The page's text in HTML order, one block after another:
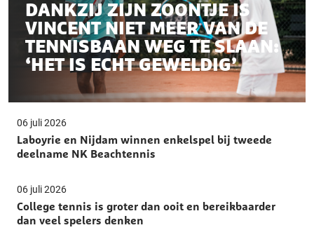
DANKZIJ ZIJN ZOONTJE IS
VINCENT NIET MEER VAN DE
TENNISBAAN WEG TE SLAAN:
‘HET IS ECHT GEWELDIG’
06 juli 2026
Laboyrie en Nijdam winnen enkelspel bij tweede
deelname NK Beachtennis
06 juli 2026
College tennis is groter dan ooit en bereikbaarder
dan veel spelers denken